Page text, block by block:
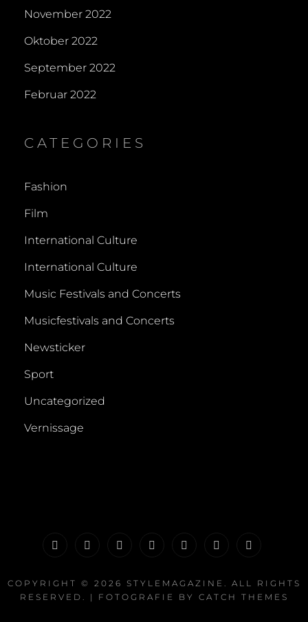
November 2022
Oktober 2022
September 2022
Februar 2022
CATEGORIES
Fashion
Film
International Culture
International Culture
Music Festivals and Concerts
Musicfestivals and Concerts
Newsticker
Sport
Uncategorized
Vernissage
and
Concerts
Culture
COPYRIGHT © 2026 STYLEMAGAZINE . ALL RIGHTS
RESERVED. | FOTOGRAFIE BY CATCH THEMES